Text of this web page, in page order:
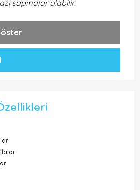
sapmalar olabilir.